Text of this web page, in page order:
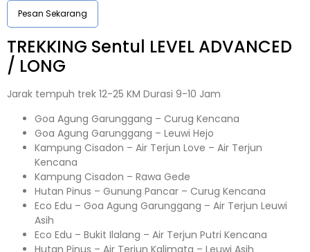
Pesan Sekarang
TREKKING Sentul LEVEL ADVANCED
/ LONG
Jarak tempuh trek 12-25 KM Durasi 9-10 Jam
Goa Agung Garunggang – Curug Kencana
Goa Agung Garunggang – Leuwi Hejo
Kampung Cisadon – Air Terjun Love – Air Terjun
Kencana
Kampung Cisadon – Rawa Gede
Hutan Pinus – Gunung Pancar – Curug Kencana
Eco Edu – Goa Agung Garunggang – Air Terjun Leuwi
Asih
Eco Edu – Bukit Ilalang – Air Terjun Putri Kencana
Hutan Pinus – Air Terjun Kalimata – Leuwi Asih